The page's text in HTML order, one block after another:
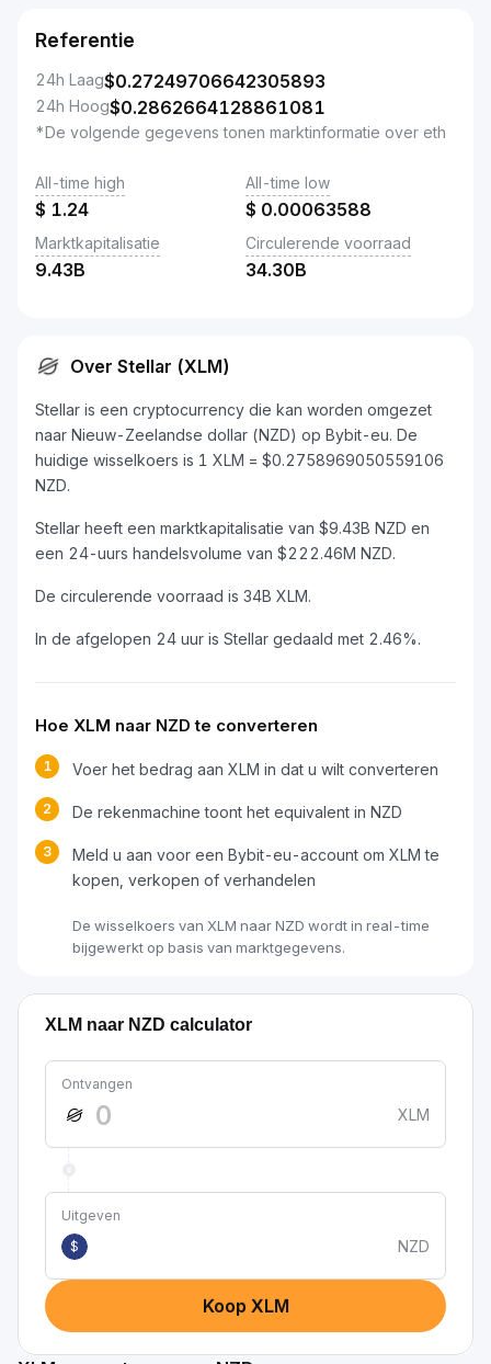
Referentie
24h Laag$0.27249706642305893
24h Hoog$0.2862664128861081
*De volgende gegevens tonen marktinformatie over eth
All-time high
$ 1.24
All-time low
$ 0.00063588
Marktkapitalisatie
9.43B
Circulerende voorraad
34.30B
Over Stellar (XLM)
Stellar is een cryptocurrency die kan worden omgezet
naar Nieuw-Zeelandse dollar (NZD) op Bybit-eu. De
huidige wisselkoers is 1 XLM = $0.2758969050559106
NZD.
Stellar heeft een marktkapitalisatie van $9.43B NZD en
een 24-uurs handelsvolume van $222.46M NZD.
De circulerende voorraad is 34B XLM.
In de afgelopen 24 uur is Stellar gedaald met 2.46%.
Hoe XLM naar NZD te converteren
1 Voer het bedrag aan XLM in dat u wilt converteren
2 De rekenmachine toont het equivalent in NZD
3
Meld u aan voor een Bybit-eu-account om XLM te
kopen, verkopen of verhandelen
De wisselkoers van XLM naar NZD wordt in real-time
bijgewerkt op basis van marktgegevens.
XLM naar NZD calculator
Ontvangen
XLM
Uitgeven
$
NZD
Koop XLM